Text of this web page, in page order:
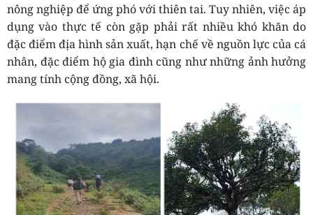
nông nghiệp để ứng phó với thiên tai. Tuy nhiên, việc áp
dụng vào thực tế còn gặp phải rất nhiều khó khăn do
đặc điểm địa hình sản xuất, hạn chế về nguồn lực của cá
nhân, đặc điểm hộ gia đình cũng như những ảnh hưởng
mang tính cộng đồng, xã hội.